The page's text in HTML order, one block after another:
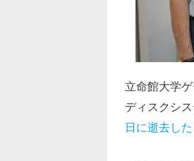
立命館大学
ディスクシ
日に逝去した